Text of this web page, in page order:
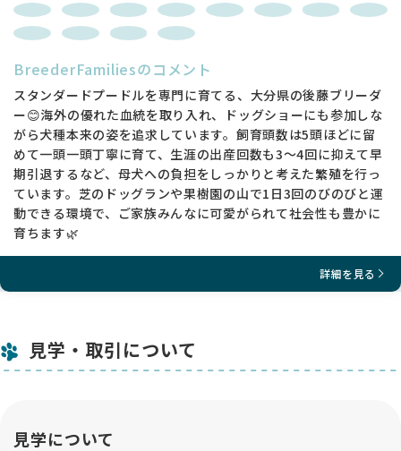
BreederFamiliesのコメント
スタンダードプードルを専門に育てる、大分県の後藤ブリーダ
ー😊海外の優れた血統を取り入れ、ドッグショーにも参加しな
がら犬種本来の姿を追求しています。飼育頭数は5頭ほどに留
めて一頭一頭丁寧に育て、生涯の出産回数も3〜4回に抑えて早
期引退するなど、母犬への負担をしっかりと考えた繁殖を行っ
ています。芝のドッグランや果樹園の山で1日3回のびのびと運
動できる環境で、ご家族みんなに可愛がられて社会性も豊かに
育ちます🌿
詳細を見る
見学・取引について
見学について